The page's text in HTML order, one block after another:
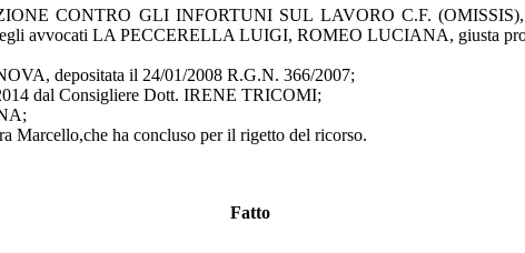
CONTRO GLI INFORTUNI SUL LAVORO C.F. (OMISSIS), in
avvocati LA PECCERELLA LUIGI, ROMEO LUCIANA, giusta
depositata il 24/01/2008 R.G.N. 366/2007;
dal Consigliere Dott. IRENE TRICOMI;
Marcello,che ha concluso per il rigetto del ricorso.
Fatto